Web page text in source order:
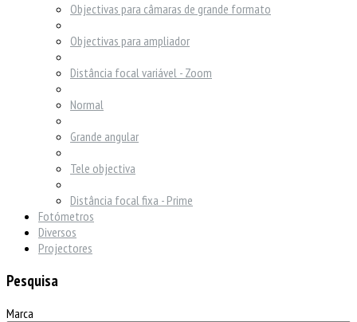
Objectivas para câmaras de grande formato
Objectivas para ampliador
Distância focal variável - Zoom
Normal
Grande angular
Tele objectiva
Distância focal fixa - Prime
Fotómetros
Diversos
Projectores
Pesquisa
Marca